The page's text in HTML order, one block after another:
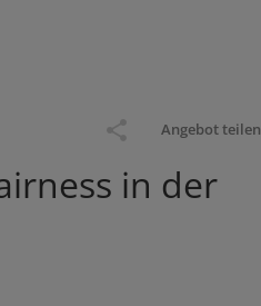
Angebot teilen
in der